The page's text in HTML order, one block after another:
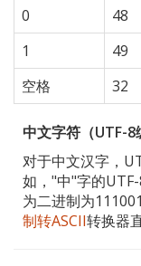
0
48
1
49
空格
32
中文字符（UTF-8
对于中文汉字，
如，"中"字的
为二进制为
制转ASCII转换器